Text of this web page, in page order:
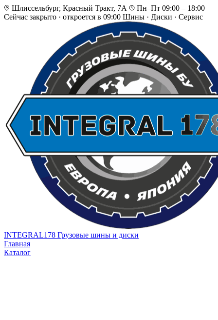
Шлиссельбург, Красный Тракт, 7А
Пн–Пт 09:00 – 18:00
Сейчас закрыто · откроется в 09:00 Шины · Диски · Сервис
INTEGRAL178 Грузовые шины и диски
Главная
Каталог